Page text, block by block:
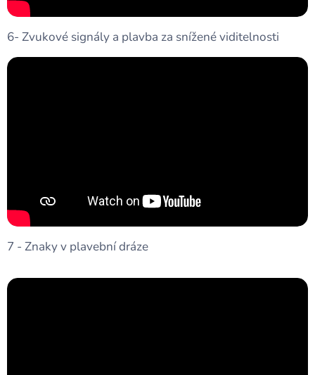
6- Zvukové signály a plavba za snížené viditelnosti
7 - Znaky v plavební dráze